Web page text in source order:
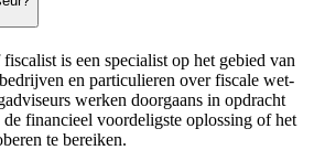
is een specialist op het gebied van
en particulieren over fiscale wet-
werken doorgaans in opdracht
financieel voordeligste oplossing of het
te bereiken.